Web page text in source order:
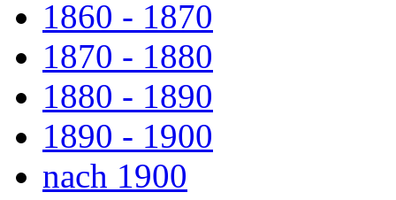
1860 - 1870
1870 - 1880
1880 - 1890
1890 - 1900
nach 1900